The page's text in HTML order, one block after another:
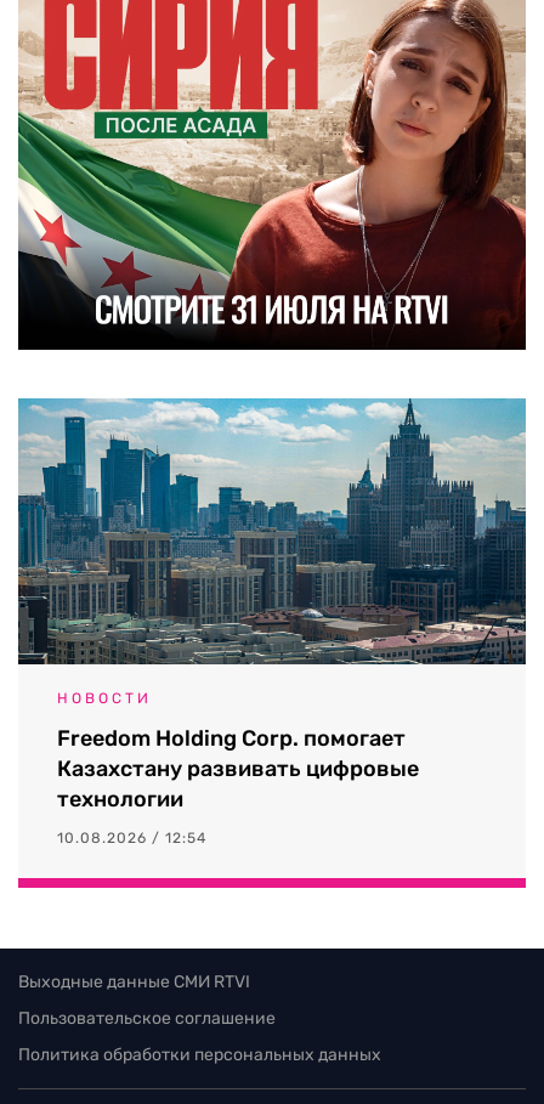
НОВОСТИ
Freedom Holding Corp. помогает
Казахстану развивать цифровые
технологии
10.08.2026 / 12:54
Выходные данные СМИ RTVI
Пользовательское соглашение
Политика обработки персональных данных